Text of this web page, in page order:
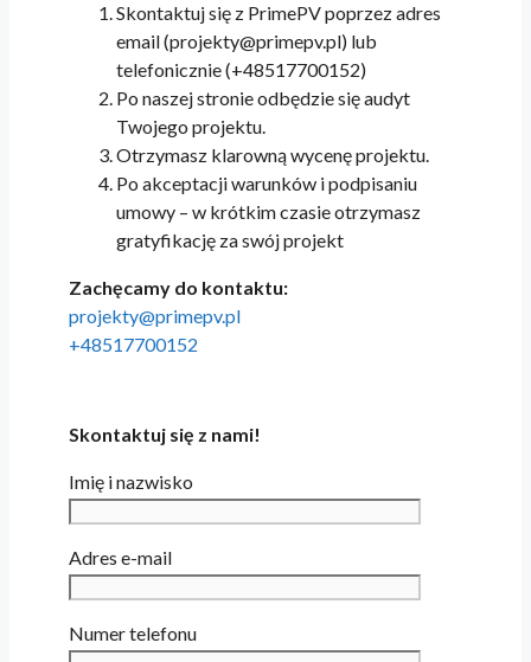
Skontaktuj się z PrimePV poprzez adres
email (projekty@primepv.pl) lub
telefonicznie (+48517700152)
Po naszej stronie odbędzie się audyt
Twojego projektu.
Otrzymasz klarowną wycenę projektu.
Po akceptacji warunków i podpisaniu
umowy – w krótkim czasie otrzymasz
gratyfikację za swój projekt
Zachęcamy do kontaktu:
projekty@primepv.pl
+48517700152
Skontaktuj się z nami!
Imię i nazwisko
Adres e-mail
Numer telefonu